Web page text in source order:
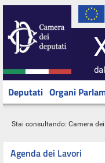
Deputati Organi
Stai consultando: Camera
Agenda dei Lavori